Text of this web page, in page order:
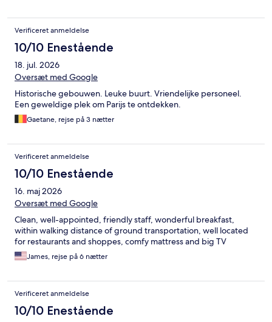
Verificeret anmeldelse
10/10 Enestående
18. jul. 2026
Oversæt med Google
Historische gebouwen. Leuke buurt. Vriendelijke personeel.
Een geweldige plek om Parijs te ontdekken.
Gaetane, rejse på 3 nætter
Verificeret anmeldelse
10/10 Enestående
16. maj 2026
Oversæt med Google
Clean, well-appointed, friendly staff, wonderful breakfast,
within walking distance of ground transportation, well located
for restaurants and shoppes, comfy mattress and big TV
James, rejse på 6 nætter
Verificeret anmeldelse
10/10 Enestående